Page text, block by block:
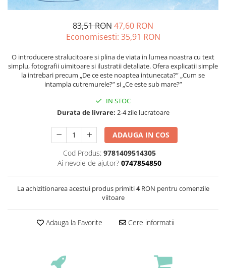
83,51 RON47,60 RON
Economisesti: 35,91 RON
O introducere stralucitoare si plina de viata in lumea noastra cu text
simplu, fotografii uimitoare si ilustratii detaliate. Ofera explicatii simple
la intrebari precum „De ce este noaptea intunecata?” „Cum se
intampla cutremurele?” si „Ce este sub mare?”
IN STOC
Durata de livrare: 2-4 zile lucratoare
ADAUGA IN COS
Cod Produs: 9781409514305
Ai nevoie de ajutor? 0747854850
La achizitionarea acestui produs primiti4RON pentru comenzile
viitoare
Adauga la Favorite Cere informatii